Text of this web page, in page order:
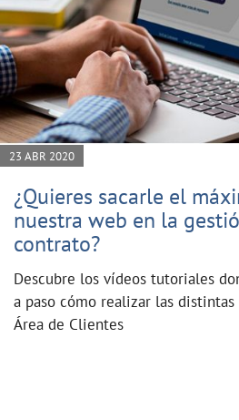
23 ABR 2020
¿Quieres sacarle el
nuestra web en la
contrato?
Descubre los vídeos tutoriales
a paso cómo realizar las
Área de Clientes